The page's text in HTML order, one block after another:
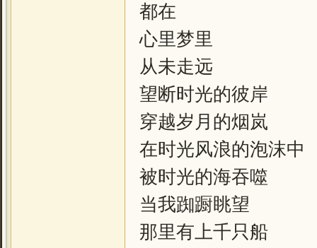
都在
心里梦里
从未走远
望断时光的彼岸
穿越岁月的烟岚
在时光风浪的泡沫中
被时光的海吞噬
当我踟蹰眺望
那里有上千只船